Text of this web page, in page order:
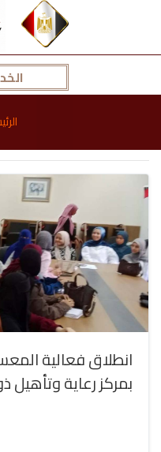
شئون خدمة
ورش عمل
انطلاق فعالية
بمركز رعاية وتأهيل